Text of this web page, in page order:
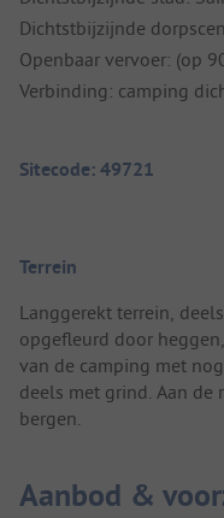
Dichtstbijzijnde
Openbaar vervoer: (op
Verbinding: camping
Sitecode: 49721
Terrein
Langgerekt terrein,
opgefleurd door
van de camping met
deels met grind. Aan
bergen.
Aanbod &